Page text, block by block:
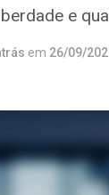
e
em 26/09/